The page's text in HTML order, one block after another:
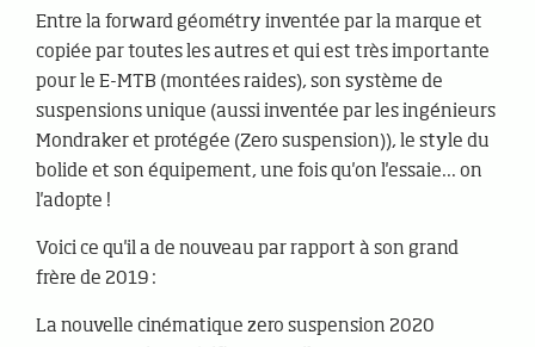
Entre la forward géométry inventée par la marque et
copiée par toutes les autres et qui est très importante
pour le E-MTB (montées raides), son système de
suspensions unique (aussi inventée par les ingénieurs
Mondraker et protégée (Zero suspension)), le style du
bolide et son équipement, une fois qu'on l'essaie... on
l'adopte !
Voici ce qu'il a de nouveau par rapport à son grand
frère de 2019 :
La nouvelle cinématique zero suspension 2020